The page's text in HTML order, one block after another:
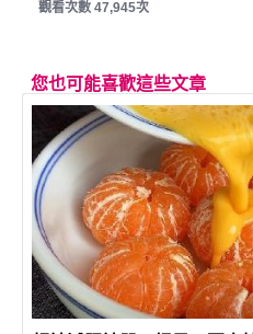
觀看次數 47,945次
您也可能喜歡這些文章